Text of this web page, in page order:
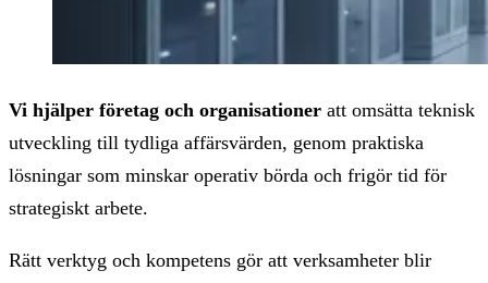
Vi hjälper företag och organisationer att omsätta teknisk
utveckling till tydliga affärsvärden, genom praktiska
lösningar som minskar operativ börda och frigör tid för
strategiskt arbete.
Rätt verktyg och kompetens gör att verksamheter blir